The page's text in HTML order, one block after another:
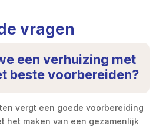
vragen
een verhuizing met
beste voorbereiden?
vergt een goede voorbereiding
het maken van een gezamenlijk